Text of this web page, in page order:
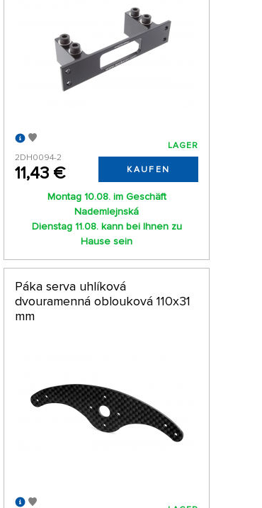
2DH0094-2
11,43 €
LAGER
KAUFEN
Montag 10.08. im Geschäft
Nademlejnská
Dienstag 11.08. kann bei Ihnen zu
Hause sein
Páka serva uhlíková
dvouramenná oblouková 110x31
mm